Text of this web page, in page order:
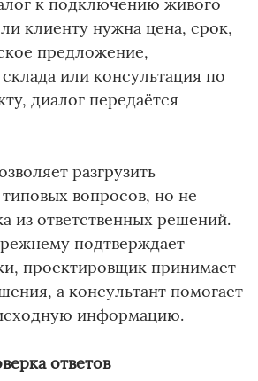
клиенту нужна цена, срок,
предложение,
или консультация по
диалог передаётся
разгрузить
вопросов, но не
из ответственных решений.
подтверждает
проектировщик принимает
а консультант помогает
информацию.
ответов